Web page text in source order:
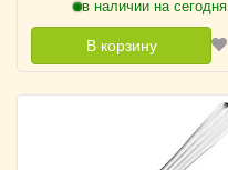
в наличии на сегодня
В корзину